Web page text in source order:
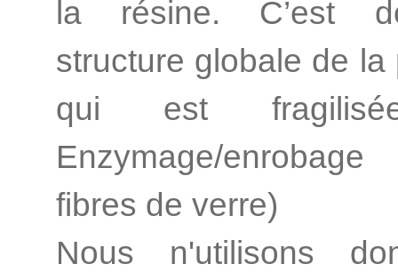
la résine. C’est
structure globale de la
qui est
Enzymage/
fibres de verre)
Nous n'utilisons